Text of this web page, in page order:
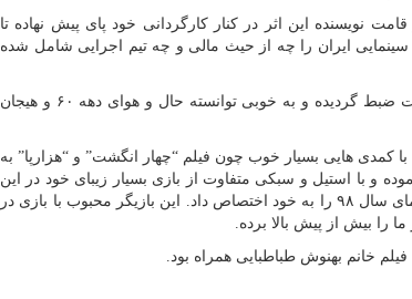
نویسنده این اثر در کنار کارگردانی خود پای پیش نهاده تا
ایران را چه از حیث مالی و چه تیم اجرایی شامل شده
فیلم رد خون همانند سه فیلم قبلی مهدویان با تکنیک فیلمبرداری دوربین رو دست ضبط گردیده و به خوبی توانسته حال و هوای دهه ۶۰ و هیجان
کمدی هایی بسیار خوب چون فیلم “چهار انگشت” و “هزارپا” به
و با استیل و سبکی متفاوت از بازی بسیار زیبای خود در این
فیلم نظر تمام مخاطبان و منتقدان را به خود جلب نمود و لقب شگفتی ساز سینمای سال ۹۸ را به خود اختصاص داد. این بازیگر محبوب با بازی در
را بیش از پیش بالا برده.
خانم بهنوش طباطبایی همراه بود.